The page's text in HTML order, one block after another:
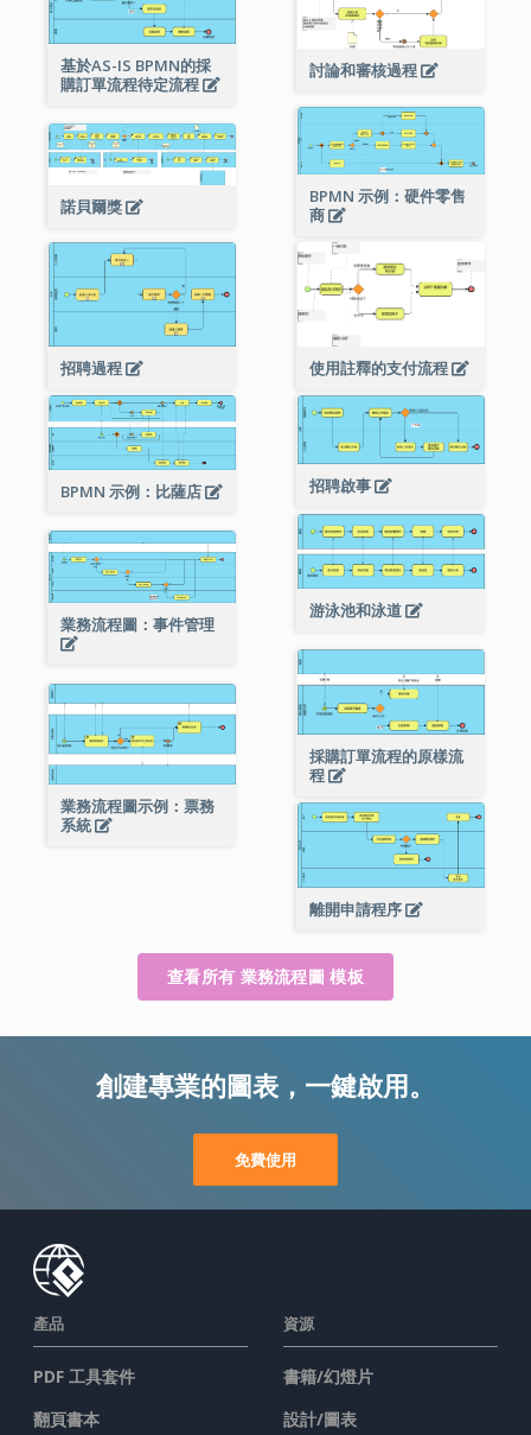
基於AS-IS BPMN的採
購訂單流程待定流程
討論和審核過程
BPMN 示例：硬件零售
商
諾貝爾獎
招聘過程 使用註釋的支付流程
BPMN 示例：比薩店 招聘啟事
游泳池和泳道
業務流程圖：事件管理
採購訂單流程的原樣流
程
業務流程圖示例：票務
系統
離開申請程序
查看所有 業務流程圖 模板
創建專業的圖表，一鍵啟用。
免費使用
產品
PDF 工具套件
翻頁書本
資源
書籍/幻燈片
設計/圖表